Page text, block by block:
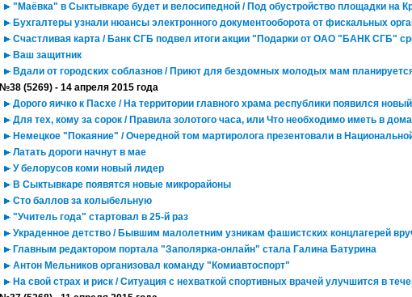
"Маёвка" в Сыктывкаре будет и велосипедной / Под обустройство площадки на
Бухгалтеры узнали нюансы электронного документооборота от фискальных
Счастливая карта / Банк СГБ подвел итоги акции "Подарки от ОАО "БАНК СГБ"
Ваш защитник
Вдали от городских соблазнов / Приют для бездомных молодых мам
№38 (5269) - 14 апреля 2015 года
Дорого яичко к Пасхе / На территории главного храма республики появился
Для тех, кому за сорок / Правила золотого часа, или Что необходимо иметь в
Немецкое "Покаяние" / Очередной том мартиролога презентовали в
Латать дороги начнут в мае
У белорусов коми новый лидер
В Сыктывкаре появятся новые микрорайоны
Сто баллов за колыбельную
"Учитель года" стартовал в 25-й раз
Украденное детство / Бывшим малолетним узникам фашистских концлагерей
Главным редактором портала "Заполярка-онлайн" стала Галина Батурина
Антон Мельников организовал команду "Комиавтоспорт"
На свой страх и риск / Ситуация с нехваткой спортивных врачей улучшится в